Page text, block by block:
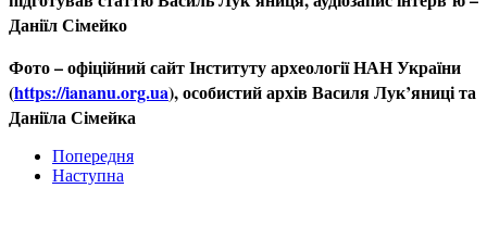
Даніїл Сімейко
Фото – офіційний сайт Інституту археології НАН України
(https://iananu.org.ua), особистий архів Василя Лук’яниці та
Даніїла Сімейка
Попередня
Наступна